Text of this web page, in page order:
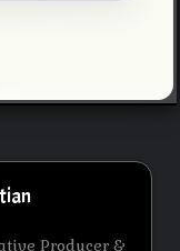
Producer &